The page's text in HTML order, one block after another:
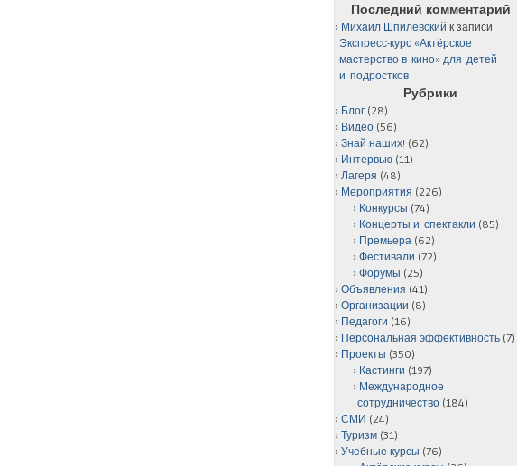
Последний комментарий
Михаил Шпилевский к записи
Экспресс-курс «Актёрское
мастерство в кино» для детей
и подростков
Рубрики
Блог (28)
Видео (56)
Знай наших! (62)
Интервью (11)
Лагеря (48)
Мероприятия (226)
Конкурсы (74)
Концерты и спектакли (85)
Премьера (62)
Фестивали (72)
Форумы (25)
Объявления (41)
Организации (8)
Педагоги (16)
Персональная эффективность (7)
Проекты (350)
Кастинги (197)
Международное
сотрудничество (184)
СМИ (24)
Туризм (31)
Учебные курсы (76)